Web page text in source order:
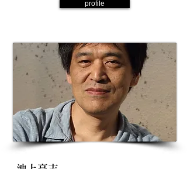
profile